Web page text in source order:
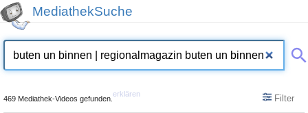
MediathekSuche
469 Mediathek-Videos gefunden.
erklären Filter